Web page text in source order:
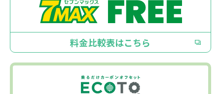
料金比較表はこちら